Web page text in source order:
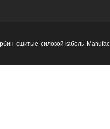
сшитые силовой кабель